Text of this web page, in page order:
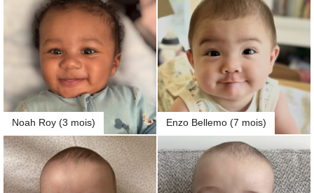
Noah Roy (3 mois) Enzo Bellemo (7 mois)